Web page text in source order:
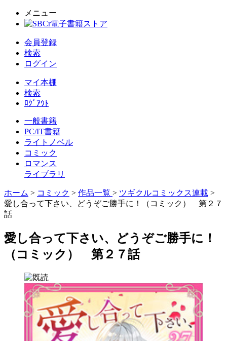
メニュー
会員登録
検索
ログイン
マイ本棚
検索
ﾛｸﾞｱｳﾄ
一般書籍
PC/IT書籍
ライトノベル
コミック
ロマンス
ライブラリ
ホーム > コミック > 作品一覧 > ツギクルコミックス連載 >
愛し合って下さい、どうぞご勝手に！（コミック） 第２７
話
愛し合って下さい、どうぞご勝手に！
（コミック） 第２７話